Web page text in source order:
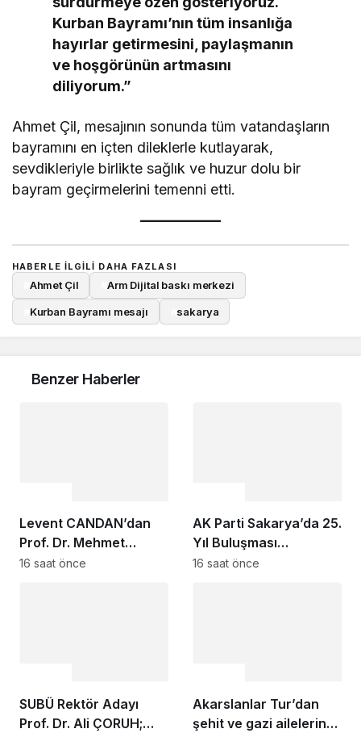
Kurban Bayramı’nın tüm insanlığa
hayırlar getirmesini, paylaşmanın
ve hoşgörünün artmasını
diliyorum.”
Ahmet Çil, mesajının sonunda tüm vatandaşların
bayramını en içten dileklerle kutlayarak,
sevdikleriyle birlikte sağlık ve huzur dolu bir
bayram geçirmelerini temenni etti.
HABERLE ILGILI DAHA FAZLASI
Ahmet Çil Arm Dijital baskı merkezi
Kurban Bayramı mesajı #sakarya
Benzer Haberler
Levent CANDAN’dan
Prof. Dr. Mehmet
SARIBIYIK’a vefa
16 saat önce
AK Parti Sakarya’da 25.
Yıl Buluşması
Düzenlenecek
16 saat önce
SUBÜ Rektör Adayı
Prof. Dr. Ali ÇORUH;
Akarslanlar Tur’dan
şehit ve gazi ailelerine